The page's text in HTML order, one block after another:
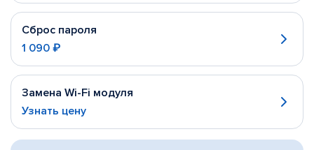
Сброс пароля
1 090 ₽
Замена Wi-Fi модуля
Узнать цену